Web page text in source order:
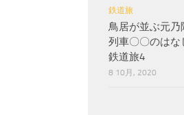
鉄道旅
鳥居が並ぶ元乃
列車〇〇のはな
鉄道旅4
8 10月, 2020